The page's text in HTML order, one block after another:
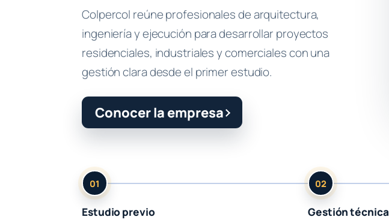
Colpercol reúne profesionales de arquitectura,
ingeniería y ejecución para desarrollar proyectos
residenciales, industriales y comerciales con una
gestión clara desde el primer estudio.
Conocer la empresa
01
Estudio previo
02
Gestión técnica